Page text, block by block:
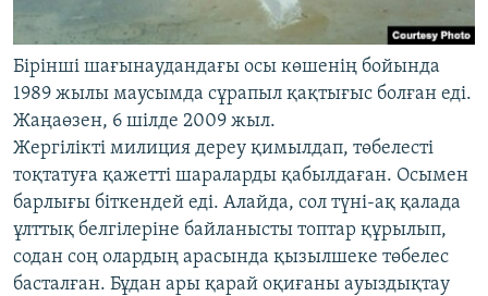
Бірінші шағынаудандағы осы көшенің бойында
1989 жылы маусымда сұрапыл қақтығыс болған еді.
Жаңаөзен, 6 шілде 2009 жыл.
Жергілікті милиция дереу қимылдап, төбелесті
тоқтатуға қажетті шараларды қабылдаған. Осымен
барлығы біткендей еді. Алайда, сол түні-ақ қалада
ұлттық белгілеріне байланысты топтар құрылып,
содан соң олардың арасында қызылшеке төбелес
басталған. Бұдан ары қарай оқиғаны ауыздықтау